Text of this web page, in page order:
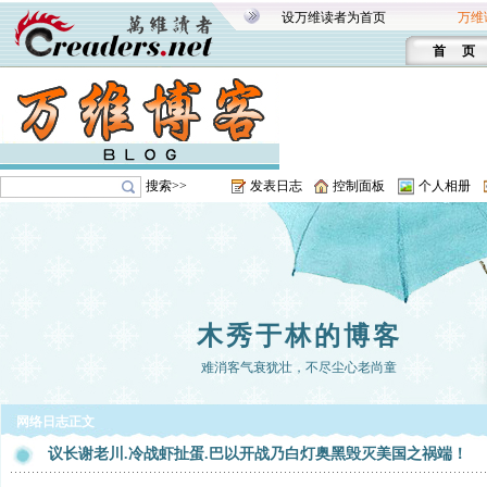
设万维读者为首页 万维
首 页
搜索>> 发表日志 控制面板 个人相册
木秀于林的博客
难消客气衰犹壮，不尽尘心老尚童
网络日志正文
议长谢老川.冷战虾扯蛋.巴以开战乃白灯奥黑毁灭美国之祸端！